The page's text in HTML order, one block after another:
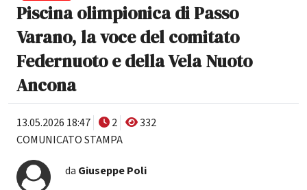
Piscina olimpionica di Passo
Varano, la voce del comitato
Federnuoto e della Vela Nuoto
Ancona
13.05.2026 18:47 2
332
COMUNICATO STAMPA
da Giuseppe Poli